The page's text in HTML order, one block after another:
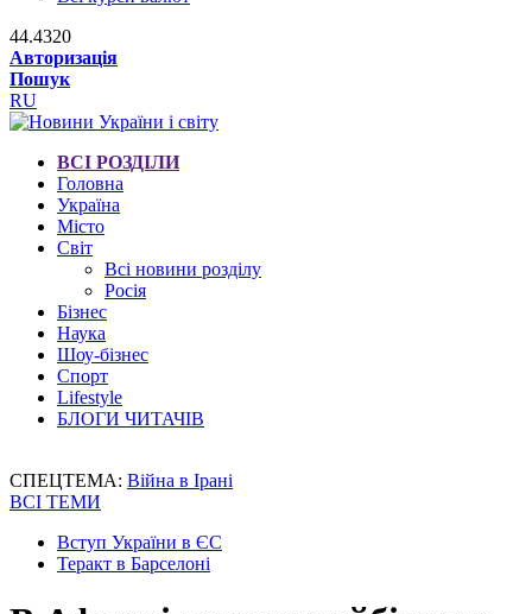
44.4320
Авторизація
Пошук
RU
ВСІ РОЗДІЛИ
Головна
Україна
Місто
Світ
Всі новини розділу
Росія
Бізнес
Наука
Шоу-бізнес
Спорт
Lifestyle
БЛОГИ ЧИТАЧІВ
СПЕЦТЕМА: Війна в Ірані
ВСІ ТЕМИ
Вступ України в ЄС
Теракт в Барселоні